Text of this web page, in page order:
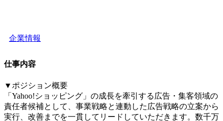
企業情報
仕事内容
▼ポジション概要
「Yahoo!ショッピング」の成長を牽引する広告・集客領域の
責任者候補として、事業戦略と連動した広告戦略の立案から
実行、改善までを一貫してリードしていただきます。数千万